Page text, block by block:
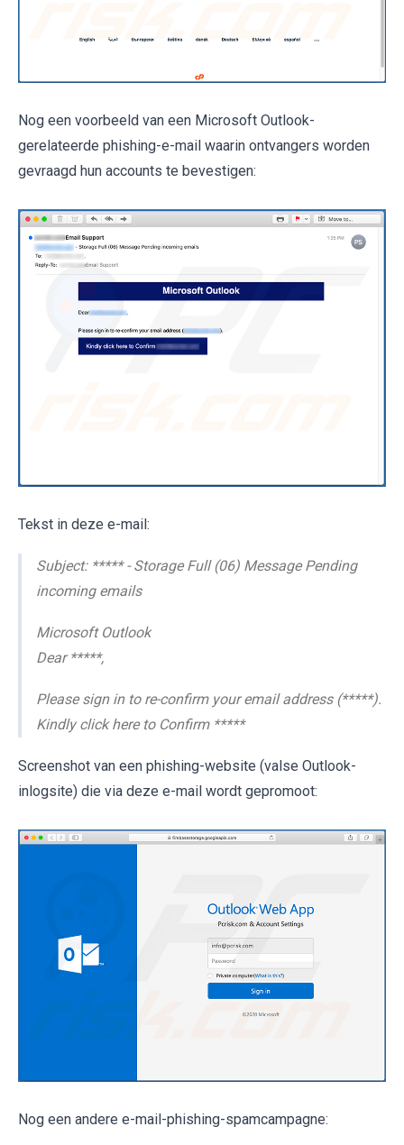
Nog een voorbeeld van een Microsoft Outlook-
gerelateerde phishing-e-mail waarin ontvangers worden
gevraagd hun accounts te bevestigen:
Tekst in deze e-mail:
Subject: ***** - Storage Full (06) Message Pending
incoming emails
Microsoft Outlook
Dear *****,
Please sign in to re-confirm your email address (*****).
Kindly click here to Confirm *****
Screenshot van een phishing-website (valse Outlook-
inlogsite) die via deze e-mail wordt gepromoot:
Nog een andere e-mail-phishing-spamcampagne: